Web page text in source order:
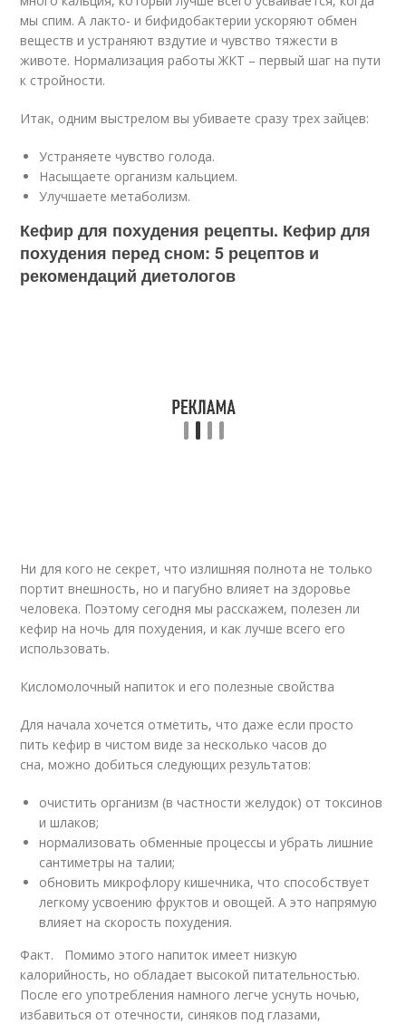
мы спим. А лакто- и бифидобактерии ускоряют обмен
веществ и устраняют вздутие и чувство тяжести в
животе. Нормализация работы ЖКТ – первый шаг на пути
к стройности.
Итак, одним выстрелом вы убиваете сразу трех зайцев:
Устраняете чувство голода.
Насыщаете организм кальцием.
Улучшаете метаболизм.
Кефир для похудения рецепты. Кефир для
похудения перед сном: 5 рецептов и
рекомендаций диетологов
Ни для кого не секрет, что излишняя полнота не только
портит внешность, но и пагубно влияет на здоровье
человека. Поэтому сегодня мы расскажем, полезен ли
кефир на ночь для похудения, и как лучше всего его
использовать.
Кисломолочный напиток и его полезные свойства
Для начала хочется отметить, что даже если просто
пить кефир в чистом виде за несколько часов до
сна, можно добиться следующих результатов:
очистить организм (в частности желудок) от токсинов
и шлаков;
нормализовать обменные процессы и убрать лишние
сантиметры на талии;
обновить микрофлору кишечника, что способствует
легкому усвоению фруктов и овощей. А это напрямую
влияет на скорость похудения.
Факт. Помимо этого напиток имеет низкую
калорийность, но обладает высокой питательностью.
После его употребления намного легче уснуть ночью,
избавиться от отечности, синяков под глазами,